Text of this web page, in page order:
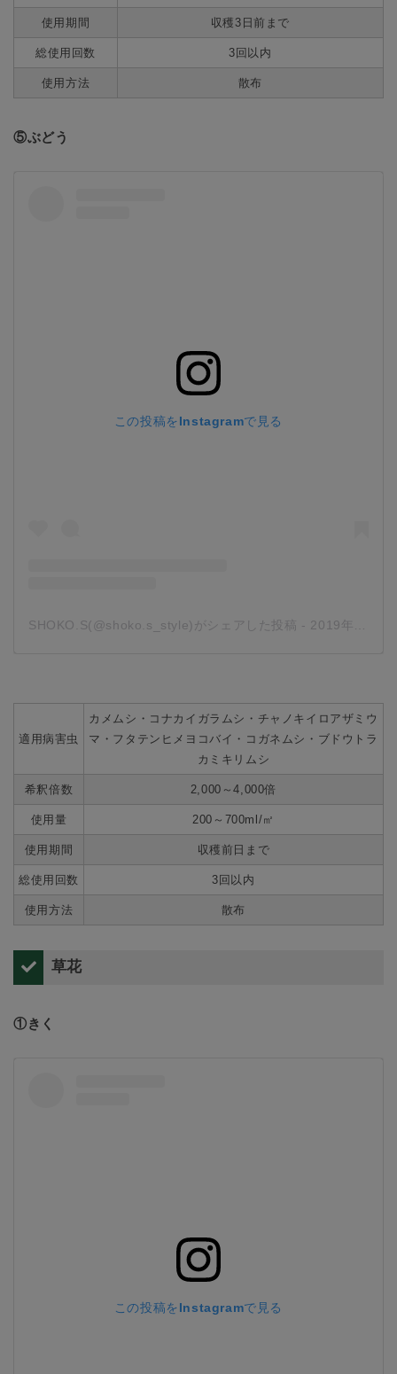
使用期間 収穫3日前まで
総使用回数 3回以内
使用方法 散布
⑤ぶどう
この投稿をInstagramで見る
SHOKO.S(@shoko.s_style)がシェアした投稿 - 2019年 8月月12日午後11時15分PDT
適用病害虫
カメムシ・コナカイガラムシ・チャノキイロアザミウ
マ・フタテンヒメヨコバイ・コガネムシ・ブドウトラ
カミキリムシ
希釈倍数 2,000～4,000倍
使用量 200～700ml/㎡
使用期間 収穫前日まで
総使用回数 3回以内
使用方法 散布
草花
①きく
この投稿をInstagramで見る